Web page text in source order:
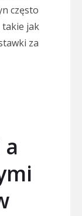
często
jak
za